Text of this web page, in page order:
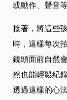
或動作、聲音
接著，將這些
時，這樣每次
鏡頭面前自然
然也能輕鬆紀
透過這樣的心